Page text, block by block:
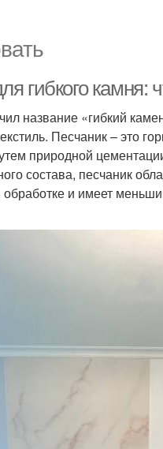
гибкого камня:
название «гибкий
Песчаник – это
природной
состава, песчаник
и имеет